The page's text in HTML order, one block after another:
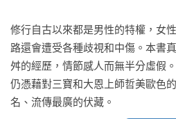
修行自古以來都是男性的特權，女
路還會遭受各種歧視和中傷。本書
舛的經歷，情節感人而無半分虛假
仍憑藉對三寶和大恩上師哲美歐色